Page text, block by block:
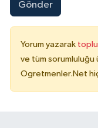
Gönder
Yorum yazarak
ve tüm sorumluluğu
Ogretmenler.Net